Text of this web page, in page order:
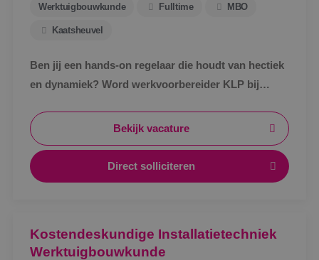
Werktuigbouwkunde Fulltime MBO
Kaatsheuvel
Ben jij een hands-on regelaar die houdt van hectiek
en dynamiek? Word werkvoorbereider KLP bij
Bekijk vacature
Direct solliciteren
Kostendeskundige Installatietechniek
Werktuigbouwkunde